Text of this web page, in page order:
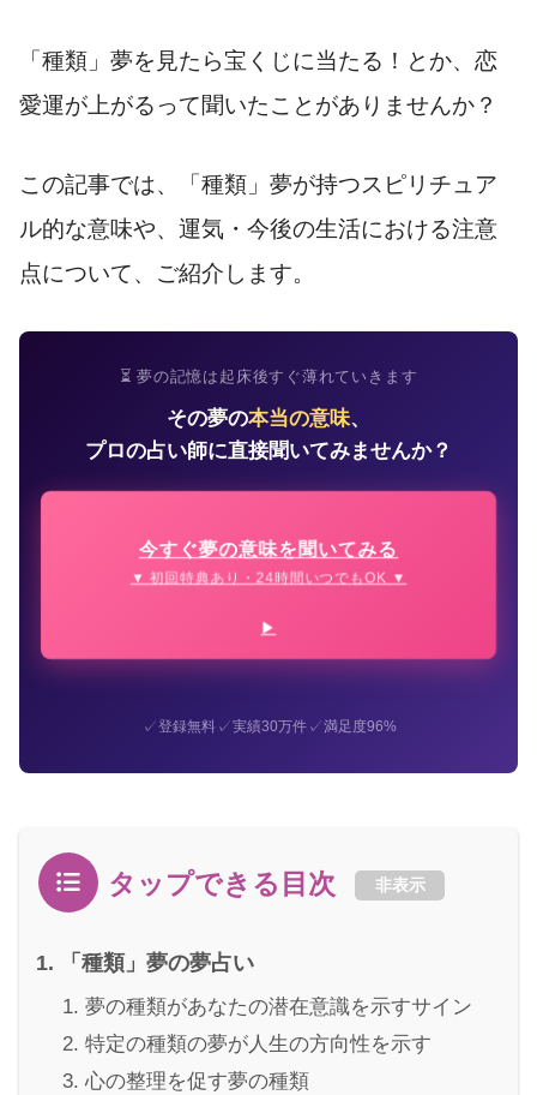
「種類」夢を見たら宝くじに当たる！とか、恋
愛運が上がるって聞いたことがありませんか？
この記事では、「種類」夢が持つスピリチュア
ル的な意味や、運気・今後の生活における注意
点について、ご紹介します。
⏳ 夢の記憶は起床後すぐ薄れていきます
その夢の本当の意味、
プロの占い師に直接聞いてみませんか？
今すぐ夢の意味を聞いてみる
▼ 初回特典あり・24時間いつでもOK ▼
✓登録無料✓実績30万件✓満足度96%
タップできる目次 非表示
「種類」夢の夢占い
夢の種類があなたの潜在意識を示すサイン
特定の種類の夢が人生の方向性を示す
心の整理を促す夢の種類